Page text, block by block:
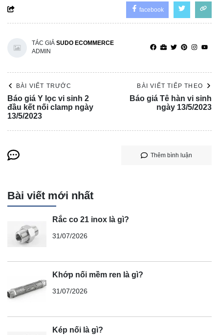
facebook
TÁC GIẢ SUDO ECOMMERCE
ADMIN
BÀI VIẾT TRƯỚC
Báo giá Y lọc vi sinh 2
đầu kết nối clamp ngày
13/5/2023
BÀI VIẾT TIẾP THEO
Báo giá Tê hàn vi sinh
ngày 13/5/2023
Thêm bình luận
Bài viết mới nhất
Rắc co 21 inox là gì?
31/07/2026
Khớp nối mềm ren là gì?
31/07/2026
Kép nối là gì?